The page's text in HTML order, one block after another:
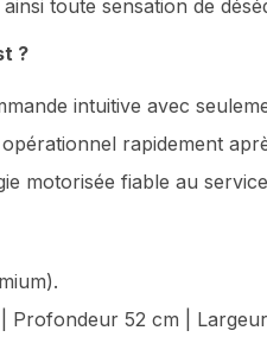
toute sensation de
?
intuitive avec
rapidement
motorisée fiable au
Profondeur 52 cm |